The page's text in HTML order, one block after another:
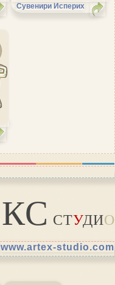
Сувенири Исперих
КС СТУДИО
www.artex-studio.com